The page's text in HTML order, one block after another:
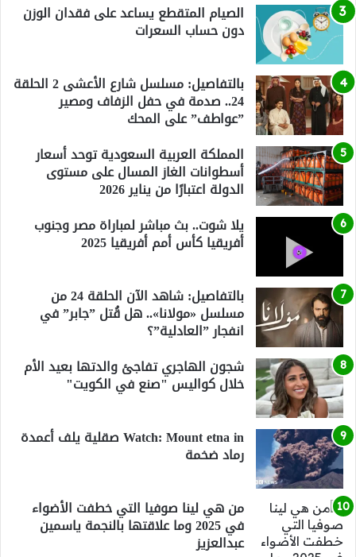
الصيام المتقطع يساعد على فقدان الوزن
دون حساب السعرات
بالتفاصيل: مسلسل شارع الأعشى 2 الحلقة
24.. صدمة في حفل الزفاف ومصير
”عواطف” على المحك
المملكة العربية السعودية توحد أسعار
أسطوانات الغاز المسال على مستوى
الدولة اعتبارًا من يناير 2026
يلا شوت.. بث مباشر لمباراة مصر وجنوب
أفريقيا كأس أمم أفريقيا 2025
بالتفاصيل: شاهد الآن الحلقة 24 من
مسلسل «مولانا».. هل قُتل ”جابر” في
انفجار ”العادلية”؟
شجون الهاجري تفاجئ والدتها بعيد الأم
خلال كواليس "صنع في الكويت"
Watch: Mount etna in صقلية يلف أعمدة
رماد ضخمة
من هي لينا صوفيا التي خطفت الأضواء
في 2025 وما علاقتها بالنجمة ياسمين
عبدالعزيز